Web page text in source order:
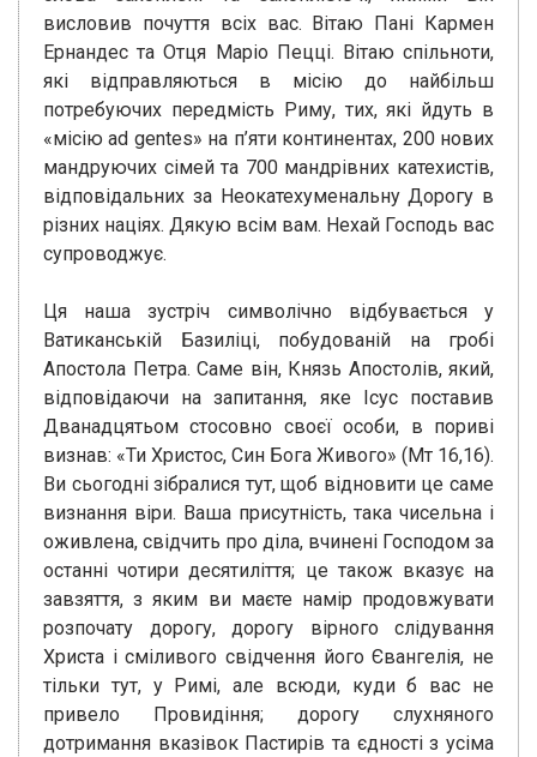
висловив почуття всіх вас. Вітаю Пані Кармен
Ернандес та Отця Маріо Пецці. Вітаю спільноти,
які відправляються в місію до найбільш
потребуючих передмість Риму, тих, які йдуть в
«місію ad gentes» на п’яти континентах, 200 нових
мандруючих сімей та 700 мандрівних катехистів,
відповідальних за Неокатехуменальну Дорогу в
різних націях. Дякую всім вам. Нехай Господь вас
супроводжує.
Ця наша зустріч символічно відбувається у
Ватиканській Базиліці, побудованій на гробі
Апостола Петра. Саме він, Князь Апостолів, який,
відповідаючи на запитання, яке Ісус поставив
Дванадцятьом стосовно своєї особи, в пориві
визнав: «Ти Христос, Син Бога Живого» (Мт 16,16).
Ви сьогодні зібралися тут, щоб відновити це саме
визнання віри. Ваша присутність, така чисельна і
оживлена, свідчить про діла, вчинені Господом за
останні чотири десятиліття; це також вказує на
завзяття, з яким ви маєте намір продовжувати
розпочату дорогу, дорогу вірного слідування
Христа і сміливого свідчення його Євангелія, не
тільки тут, у Римі, але всюди, куди б вас не
привело Провидіння; дорогу слухняного
дотримання вказівок Пастирів та єдності з усіма